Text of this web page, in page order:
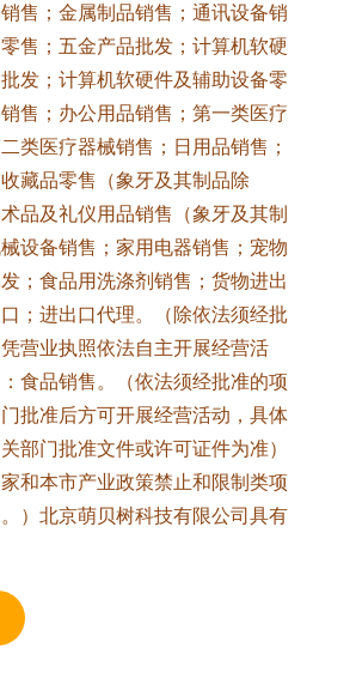
售；金属制品销售；通讯设备销
售；五金产品批发；计算机软硬
发；计算机软硬件及辅助设备零
售；办公用品销售；第一类医疗
类医疗器械销售；日用品销售；
藏品零售（象牙及其制品除
品及礼仪用品销售（象牙及其制
设备销售；家用电器销售；宠物
；食品用洗涤剂销售；货物进出
；进出口代理。（除依法须经批
营业执照依法自主开展经营活
食品销售。（依法须经批准的项
批准后方可开展经营活动，具体
部门批准文件或许可证件为准）
家和本市产业政策禁止和限制类项
）北京萌贝树科技有限公司具有